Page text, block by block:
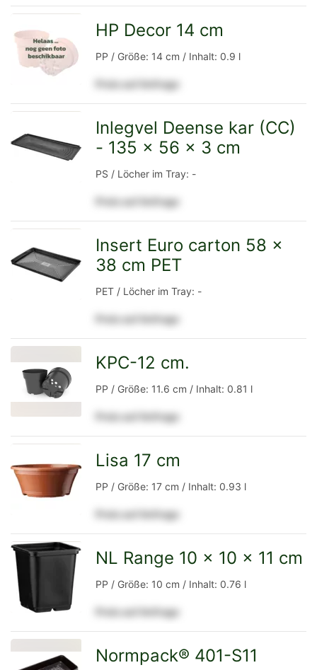
Detailseite
Detailseite
HP Decor 14 cm
PP / Größe: 14 cm / Inhalt: 0.9 l
Preis auf Anfrage
zur
Inlegvel Deense kar (CC)
- 135 x 56 x 3 cm
PS / Löcher im Tray: -
Preis auf Anfrage
zur
Insert Euro carton 58 x
38 cm PET
PET / Löcher im Tray: -
Preis auf Anfrage
Detailseite
KPC-12 cm.
PP / Größe: 11.6 cm / Inhalt: 0.81 l
Preis auf Anfrage
Detailseite
Lisa 17 cm
PP / Größe: 17 cm / Inhalt: 0.93 l
Preis auf Anfrage
Detailseite
NL Range 10 x 10 x 11 cm
PP / Größe: 10 cm / Inhalt: 0.76 l
Preis auf Anfrage
Normpack® 401-S11